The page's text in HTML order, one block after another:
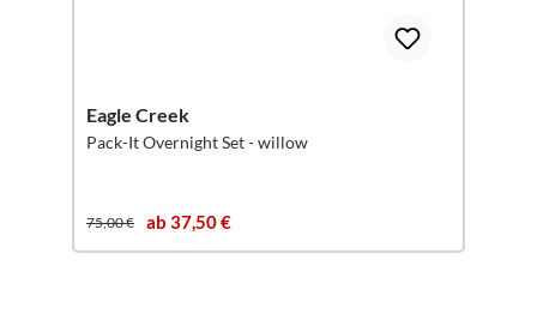
Eagle Creek
Pack-It Overnight Set - willow
75,00 € ab 37,50 €